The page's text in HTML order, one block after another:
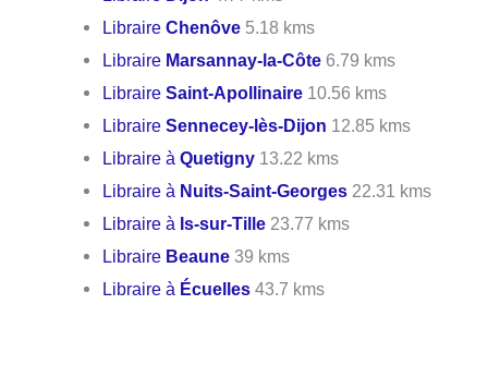
LibraireChenôve 5.18 kms
Libraire Marsannay-la-Côte 6.79 kms
LibraireSaint-Apollinaire 10.56 kms
LibraireSennecey-lès-Dijon 12.85 kms
Libraire àQuetigny 13.22 kms
Libraire à Nuits-Saint-Georges 22.31 kms
Libraire à Is-sur-Tille 23.77 kms
Libraire Beaune 39 kms
Libraire à Écuelles 43.7 kms